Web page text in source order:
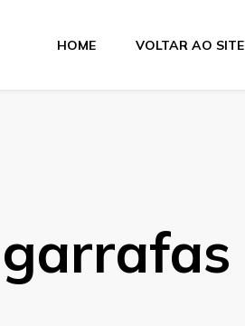
HOME VOLTAR AO SITE